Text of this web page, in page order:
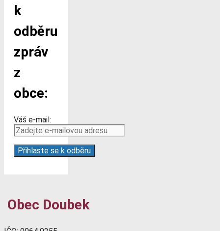
k
odběru
zpráv
z
obce:
Váš e-mail:
Obec Doubek